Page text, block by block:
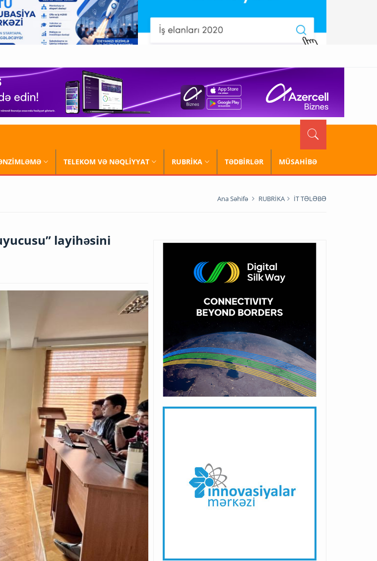
TELEKOM VƏ NƏQLİYYAT RUBRİKA TƏDBİRLƏR MÜSAHİBƏ
Ana Səhifə RUBRİKA İT TƏLƏBƏ
layihəsini